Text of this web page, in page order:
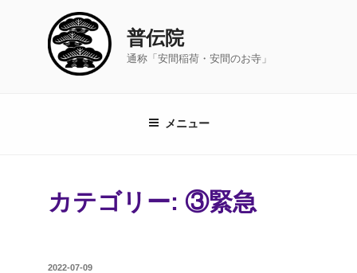
普伝院
通称「安間稲荷・安間のお寺」
メニュー
カテゴリー: ③緊急
投
2022-07-09